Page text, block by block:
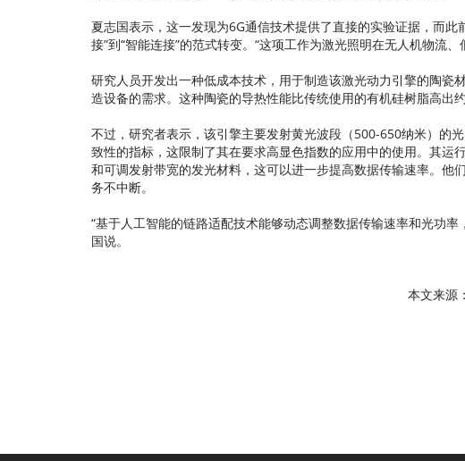
夏志国表示，这一发现为6G通信技术提供了直接的实验证据，而
接”到“智能连接”的范式转变。“这项工作为激光照明在无人机物流
研究人员开发出一种低成本技术，用于制造该激光动力引擎的陶
造设备的需求。这种陶瓷的导热性能比传统使用的有机硅树脂高出
不过，研究者表示，该引擎主要发射黄光波段（500-650纳米）的
致性的指标，这限制了其在要求高显色指数的应用中的使用。其
和可调发射带宽的发光材料，这可以进一步提高数据传输速率。
务不中断。
“基于人工智能的链路适配技术能够动态调整数据传输速率和光功
国说。
本文来源